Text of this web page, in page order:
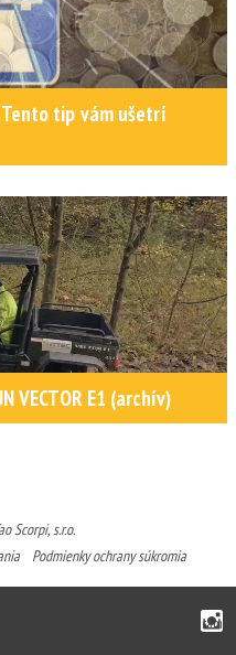
tip vám ušetrí
VECTOR E1 (archív)
Scorpi, s.r.o.
Podmienky ochrany súkromia
Instagram